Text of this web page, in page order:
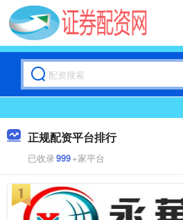
正规配资平台排行
已收录999+家平台